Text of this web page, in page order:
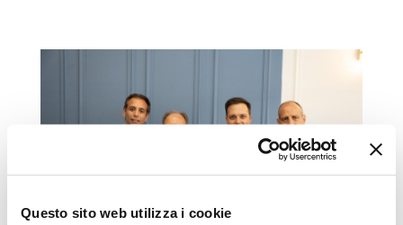
Questo sito web utilizza i cookie